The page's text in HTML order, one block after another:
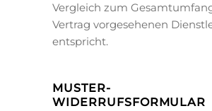
Vergleich zum
Vertrag vorgesehenen
entspricht.
MUSTER-
WIDERRUFSFORMULAR